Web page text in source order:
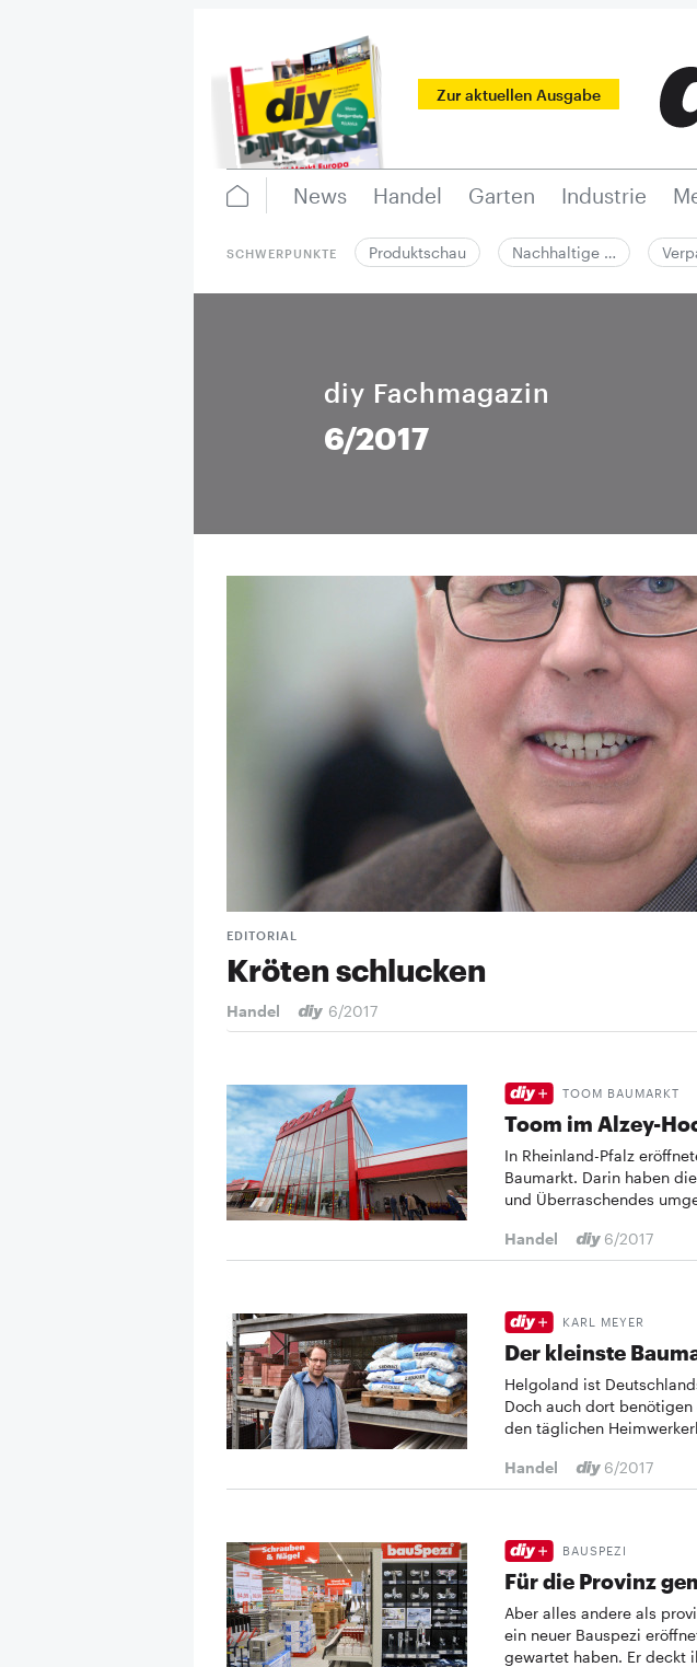
Zur aktuellen Ausgabe
News Handel Garten Industrie
SCHWERPUNKTE Produktschau Nachhaltige …
diy Fachmagazin
6/2017
EDITORIAL
Kröten schlucken
Handel 6/2017
TOOM BAUMARKT
Toom im Alzey-
In Rheinland-Pfalz
Baumarkt. Darin haben
und Überraschendes
Handel 6/2017
KARL MEYER
Der kleinste
Helgoland ist
Doch auch dort
den täglichen
Handel 6/2017
BAUSPEZI
Für die Provinz
Aber alles andere als
ein neuer Bauspezi
gewartet haben. Er deckt